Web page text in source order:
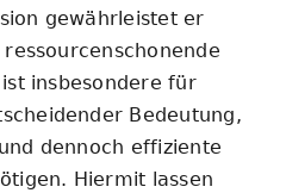
gewährleistet er
insbesondere für
Bedeutung,
dennoch effiziente
Hiermit lassen